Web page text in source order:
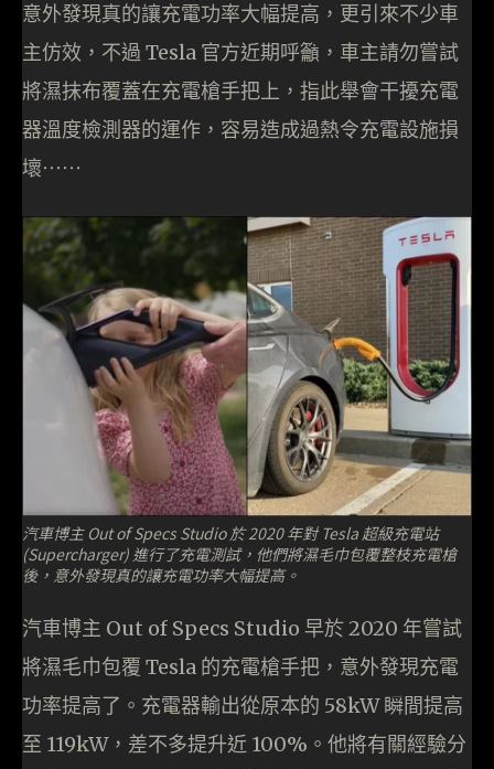
意外發現真的讓充電功率大幅提高，更引來不少車
主仿效，不過 Tesla 官方近期呼籲，車主請勿嘗試
將濕抹布覆蓋在充電槍手把上，指此舉會干擾充電
器溫度檢測器的運作，容易造成過熱令充電設施損
壞⋯⋯
汽車博主 Out of Specs Studio 於 2020 年對 Tesla 超級充電站
(Supercharger) 進行了充電測試，他們將濕毛巾包覆整枝充電槍
後，意外發現真的讓充電功率大幅提高。
汽車博主 Out of Specs Studio 早於 2020 年嘗試
將濕毛巾包覆 Tesla 的充電槍手把，意外發現充電
功率提高了。充電器輸出從原本的 58kW 瞬間提高
至 119kW，差不多提升近 100%。他將有關經驗分